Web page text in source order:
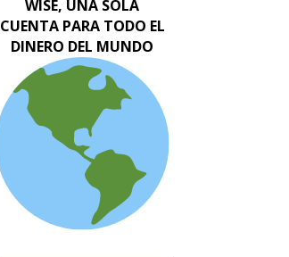
WISE, UNA SOLA
CUENTA PARA TODO EL
DINERO DEL MUNDO